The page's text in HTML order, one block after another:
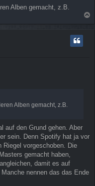
Alben gemacht, z.B.
a
Alben gemacht, z.B.
auf den Grund gehen. Aber
sein. Denn Spotify hat ja vor
Riegel vorgeschoben. Die
gemacht haben,
damit es auf
nennen das das Ende